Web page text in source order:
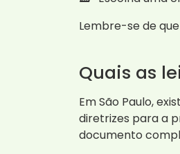
Lembre-se de
Quais as
Em São Paulo,
diretrizes para a
documento